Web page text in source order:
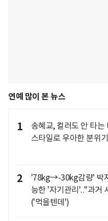
연예 많이 본 뉴스
1
송혜교, 컬러도 안 타
스타일로 우아한 분위기
2
'78kg→-30kg감량' 박
능한 '자기관리'.."과거
('먹을텐데')